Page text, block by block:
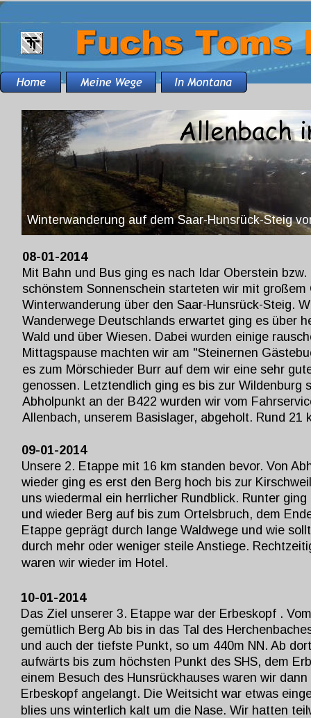
08-01-2014
Mit Bahn und Bus ging es nach Idar Oberstein
schönstem Sonnenschein starteten wir mit
Winterwanderung über den Saar-Hunsrück-Steig.
Wanderwege Deutschlands erwartet ging es über
Wald und über Wiesen. Dabei wurden einige
Mittagspause machten wir am "Steinernen
es zum Mörschieder Burr auf dem wir eine sehr
genossen. Letztendlich ging es bis zur Wildenburg
Abholpunkt an der B422 wurden wir vom
Allenbach, unserem Basislager, abgeholt. Rund
Winterwanderung auf dem Saar-Hunsrück-Steig
09-01-2014
Unsere 2. Etappe mit 16 km standen bevor. Von
wieder ging es erst den Berg hoch bis zur
uns wiedermal ein herrlicher Rundblick. Runter
und wieder Berg auf bis zum Ortelsbruch, dem
Etappe geprägt durch lange Waldwege und wie
durch mehr oder weniger steile Anstiege.
waren wir wieder im Hotel.
10-01-2014
Das Ziel unserer 3. Etappe war der Erbeskopf .
gemütlich Berg Ab bis in das Tal des
und auch der tiefste Punkt, so um 440m NN. Ab
aufwärts bis zum höchsten Punkt des SHS, dem
einem Besuch des Hunsrückhauses waren wir
Erbeskopf angelangt. Die Weitsicht war etwas
blies uns winterlich kalt um die Nase. Wir hatten